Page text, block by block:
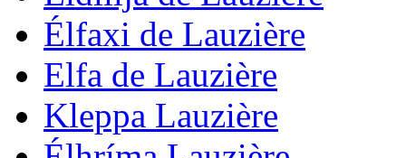
Élfaxi de Lauzière
Elfa de Lauzière
Kleppa Lauzière